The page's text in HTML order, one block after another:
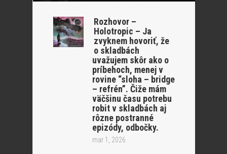
Rozhovor –
Holotropic – Ja
zvyknem hovoriť, že
o skladbách
uvažujem skôr ako o
príbehoch, menej v
rovine “sloha – bridge
– refrén”. Čiže mám
väčšinu času potrebu
robit v skladbách aj
rôzne postranné
epizódy, odbočky.
mar 1, 2026